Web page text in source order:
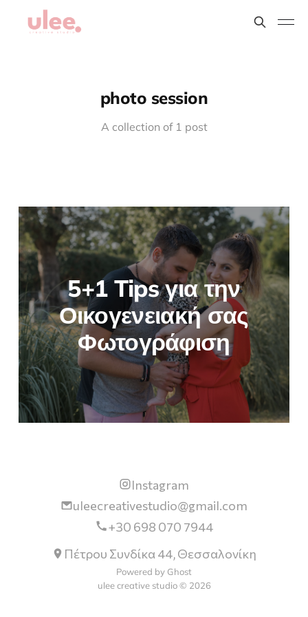
photo session
A collection of 1 post
5+1 Tips για την
Οικογενειακή σας
Φωτογράφιση
Instagram
uleecreativestudio@gmail.com
+30 698 070 7944
Πέτρου Συνδίκα 44, Θεσσαλονίκη
Powered by Ghost
ulee creative studio © 2026